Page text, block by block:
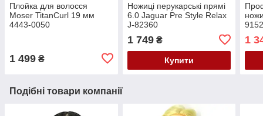
Плойка для волосся
Moser TitanCurl 19 мм
4443-0050
1 499 ₴
Ножиці перукарські прямі
6.0 Jaguar Pre Style Relax
J-82360
1 749₴
Купити
1
Подібні товари компанії